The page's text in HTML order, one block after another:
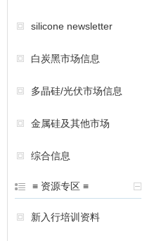
silicone newsletter
白炭黑市场信息
多晶硅/光伏市场信息
金属硅及其他市场
综合信息
≡ 资源专区 ≡
新入行培训资料